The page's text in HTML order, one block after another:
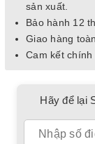
sản xuất.
Bảo hành 12
Giao hàng
Cam kết
Hãy để lại